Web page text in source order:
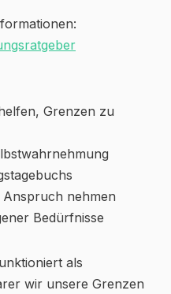
Grenzen zu
nehmen
Bedürfnisse
als
wir unsere Grenzen